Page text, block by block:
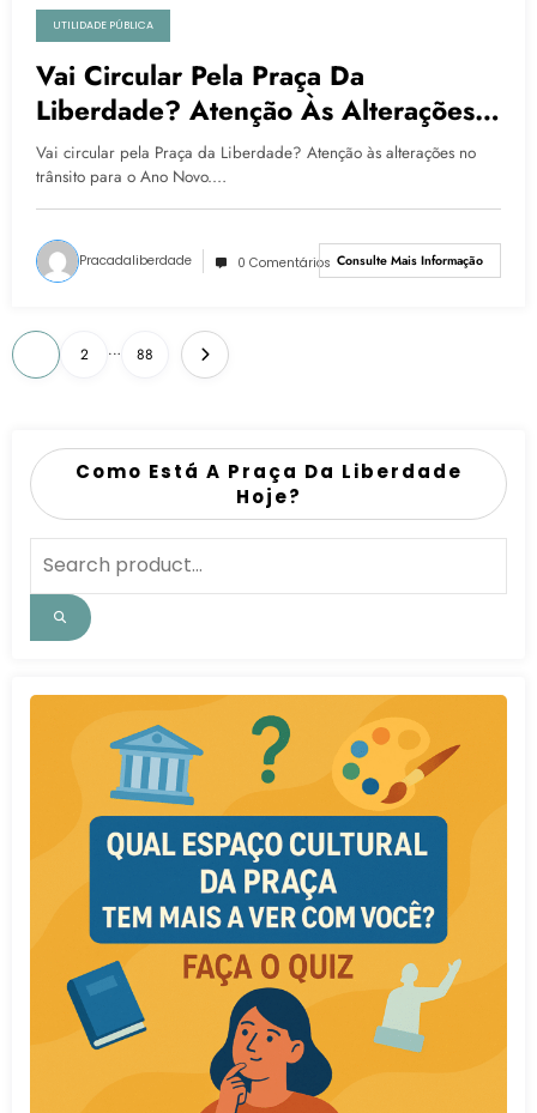
UTILIDADE PÚBLICA
Vai Circular Pela Praça Da
Liberdade? Atenção Às Alterações
No Trânsito Para O Ano Novo
Vai circular pela Praça da Liberdade? Atenção às alterações no
trânsito para o Ano Novo.…
Pracadaliberdade 0 Comentários Consulte Mais Informação
2 … 88
Como Está A Praça Da Liberdade
Hoje?